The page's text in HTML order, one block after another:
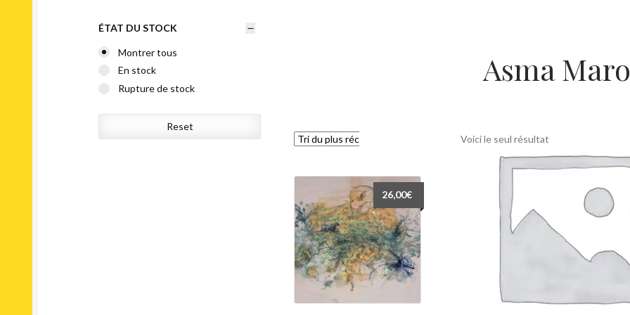
Asma
Voici le seul résultat
26,00€
ÉTAT DU STOCK
Montrer tous
En stock
Rupture de stock
Reset